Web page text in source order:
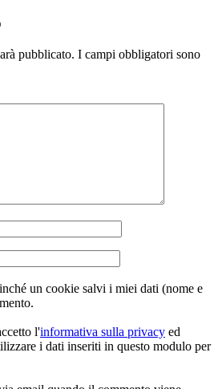
pubblicato. I campi obbligatori sono
un cookie salvi i miei dati (nome e
l'informativa sulla privacy ed
i dati inseriti in questo modulo per